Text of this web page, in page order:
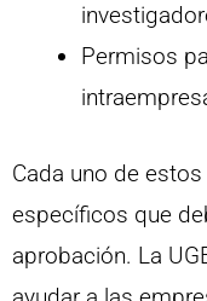
Permisos
Cada uno de
específicos que
aprobación. La